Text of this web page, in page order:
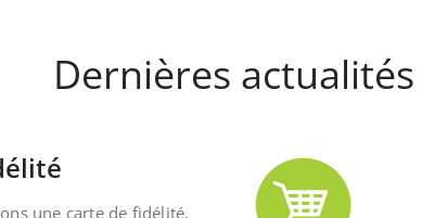
Dernières actualités
une carte de fidélité,